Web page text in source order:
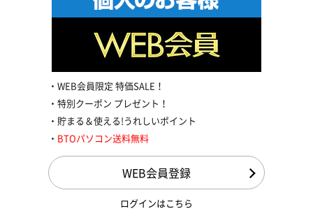
WEB会員限定 特価SALE！
特別クーポン プレゼント！
貯まる＆使える!うれしいポイント
BTOパソコン送料無料
WEB会員登録
ログインはこちら